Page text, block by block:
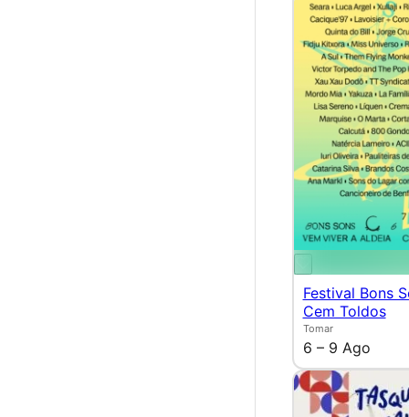
Festival Bons
Cem Toldos
Tomar
6 – 9 Ago